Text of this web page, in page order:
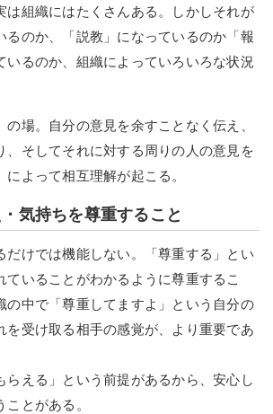
は組織にはたくさんある。しかしそれが
るのか、「説教」になっているのか「報
いるのか、組織によっていろいろな状況
の場。自分の意見を余すことなく伝え、
、そしてそれに対する周りの人の意見を
よって相互理解が起こる。
気持ちを尊重すること
だけでは機能しない。「尊重する」とい
ていることがわかるように尊重するこ
の中で「尊重してますよ」という自分の
を受け取る相手の感覚が、より重要であ
らえる」という前提があるから、安心し
とがある。